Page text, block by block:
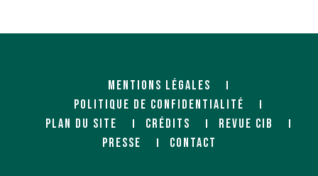
MENTIONS LÉGALES
POLITIQUE DE CONFIDENTIALITÉ
PLAN DU SITE
CRÉDITS
REVUE CIB
PRESSE
CONTACT